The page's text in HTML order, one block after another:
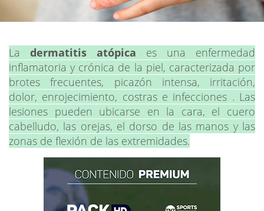
La dermatitis atópica es una enfermedad
inflamatoria y crónica de la piel, caracterizada por
brotes frecuentes, picazón intensa, irritación,
dolor, enrojecimiento, costras e infecciones . Las
lesiones pueden ubicarse en la cara, el cuero
cabelludo, las orejas, el dorso de las manos y las
zonas de flexión de las extremidades.